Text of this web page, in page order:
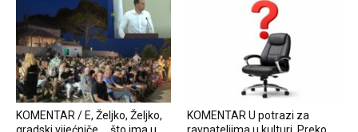
KOMENTAR / E, Željko, Željko,
gradski vijećniče … što ima u
KOMENTAR U potrazi za
ravnateljima u kulturi. Preko